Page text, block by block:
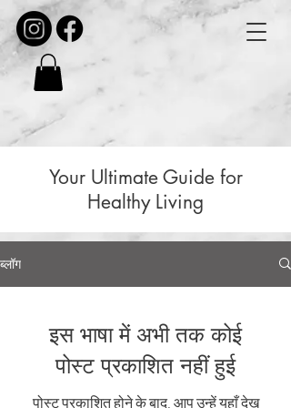
Your Ultimate Guide for
Healthy Living
ब्लॉग
इस भाषा में अभी तक कोई
पोस्ट प्रकाशित नहीं हुई
पोस्ट प्रकाशित होने के बाद, आप उन्हें यहाँ देख